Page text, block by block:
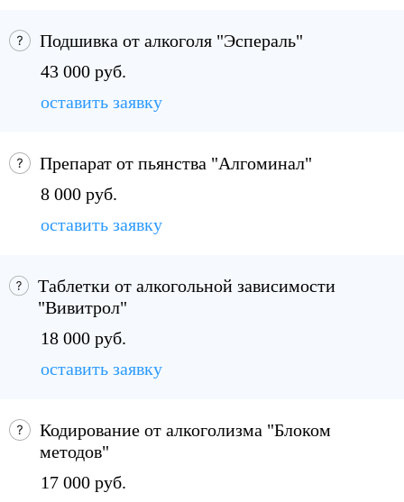
Подшивка от алкоголя "Эспераль"
43 000 руб.
оставить заявку
Препарат от пьянства "Алгоминал"
8 000 руб.
оставить заявку
Таблетки от алкогольной зависимости
"Вивитрол"
18 000 руб.
оставить заявку
Кодирование от алкоголизма "Блоком
методов"
17 000 руб.